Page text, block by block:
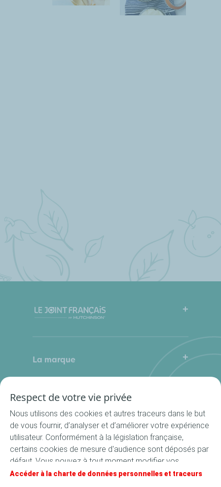
La marque
Qui sommes-nous
Où nous trouver ?
La Cuisine du Bocal
Nos rondelles
Nos accessoires
Recettes
Respect de votre vie privée
Nous utilisons des cookies et autres traceurs dans le but
de vous fournir, d’analyser et d’améliorer votre expérience
utilisateur. Conformément à la législation française,
certains cookies de mesure d'audience sont déposés par
défaut. Vous pouvez à tout moment modifier vos
paramètres de cookies en cliquant sur le bouton « Gérer
Accéder à la charte de données personnelles et traceurs